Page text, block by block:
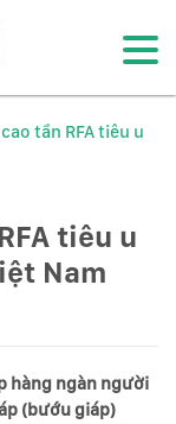
tần RFA tiêu u
tiêu u
Nam
hàng ngàn người
(bướu giáp)